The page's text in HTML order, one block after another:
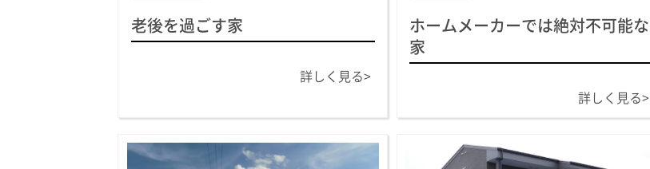
老後を過ごす家
詳しく見る>
ホームメーカーでは絶対不可能な
家
詳しく見る>